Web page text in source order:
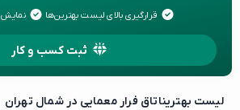
قرارگیری بالای لیست بهترین‌ها
ثبت کسب و کار
لیست بهتریناتاق فرار معمایی در شمال تهران